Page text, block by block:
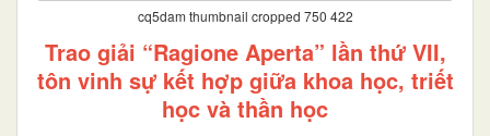
cq5dam thumbnail cropped 750 422
Trao giải “Ragione Aperta” lần thứ VII,
tôn vinh sự kết hợp giữa khoa học, triết
học và thần học